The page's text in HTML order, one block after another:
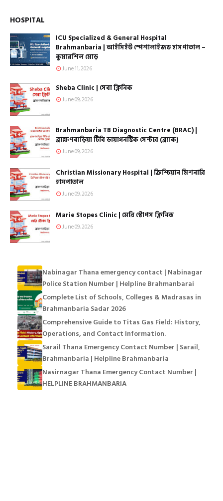
HOSPITAL
ICU Specialized & General Hospital
Brahmanbaria | আইসিইউ স্পেশালাইজড হাসপাতাল –
কুমারশিল মোড়
June 11, 2026
Sheba Clinic | সেবা ক্লিনিক
June 09, 2026
Brahmanbaria TB Diagnostic Centre (BRAC) |
ব্রাহ্মণবাড়িয়া টিবি ডায়াগনস্টিক সেন্টার (ব্র্যাক)
June 09, 2026
Christian Missionary Hospital | ক্রিশ্চিয়ান মিশনারি
হাসপাতাল
June 09, 2026
Marie Stopes Clinic | মেরি স্টোপস ক্লিনিক
June 09, 2026
Nabinagar Thana emergency contact | Nabinagar
Police Station Number | Helpline Brahmanbarai
Complete List of Schools, Colleges & Madrasas in
Brahmanbaria Sadar 2026
Comprehensive Guide to Titas Gas Field: History,
Operations, and Contact Information.
Sarail Thana Emergency Contact Number | Sarail,
Brahmanbaria | Helpline Brahmanbaria
Nasirnagar Thana Emergency Contact Number |
HELPLINE BRAHMANBARIA